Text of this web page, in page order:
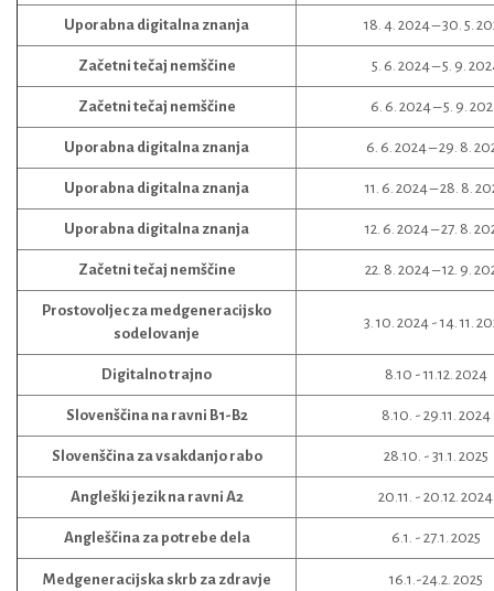
Uporabna digitalna znanja 18. 4. 2024 – 30. 5.
Začetni tečaj nemščine 5. 6. 2024 – 5. 9.
Začetni tečaj nemščine 6. 6. 2024 – 5. 9.
Uporabna digitalna znanja 6. 6. 2024 – 29. 8.
Uporabna digitalna znanja 11. 6. 2024 – 28. 8.
Uporabna digitalna znanja 12. 6. 2024 – 27. 8.
Začetni tečaj nemščine 22. 8. 2024 – 12. 9.
Prostovoljec za medgeneracijsko
sodelovanje
3. 10. 2024 - 14. 11.
Digitalno trajno 8.10 - 11.12. 2024
Slovenščina na ravni B1-B2 8.10. - 29.11. 2024
Slovenščina za vsakdanjo rabo 28.10. - 31.1. 2025
Angleški jezik na ravni A2 20.11. - 20.12. 2024
Angleščina za potrebe dela 6.1. - 27.1. 2025
Medgeneracijska skrb za zdravje 16.1.-24.2. 2025